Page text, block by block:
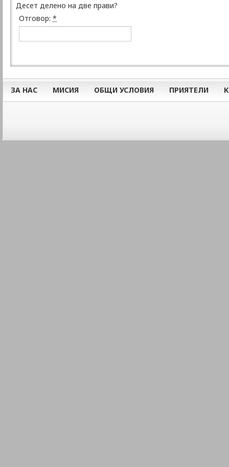
Десет делено на две прави?
Отговор: *
ЗА НАС МИСИЯ ОБЩИ УСЛОВИЯ ПРИЯТЕЛИ